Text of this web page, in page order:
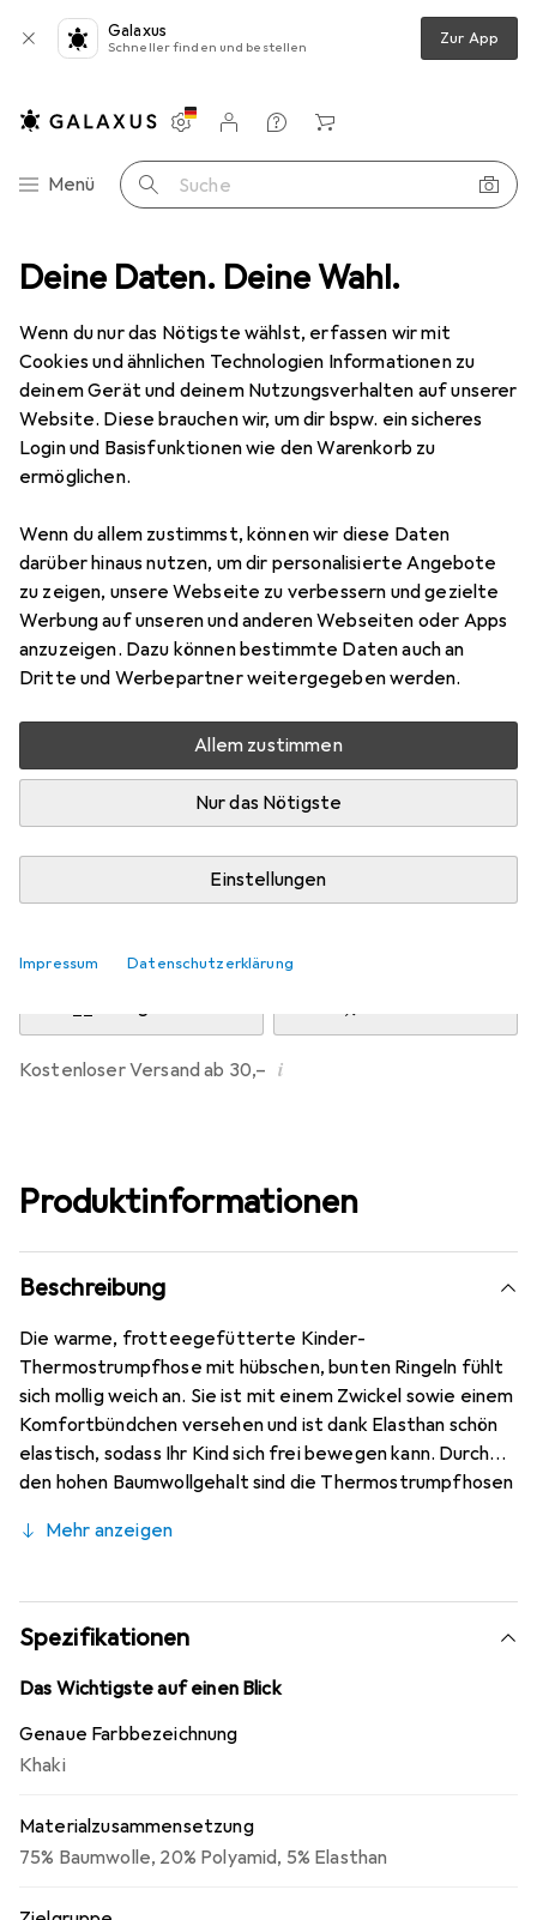
Deine Daten. Deine Wahl.
Wenn du nur das Nötigste wählst, erfassen wir mit
Cookies und ähnlichen Technologien Informationen zu
deinem Gerät und deinem Nutzungsverhalten auf unserer
Website. Diese brauchen wir, um dir bspw. ein sicheres
Login und Basisfunktionen wie den Warenkorb zu
ermöglichen.
Wenn du allem zustimmst, können wir diese Daten
darüber hinaus nutzen, um dir personalisierte Angebote
zu zeigen, unsere Webseite zu verbessern und gezielte
Werbung auf unseren und anderen Webseiten oder Apps
anzuzeigen. Dazu können bestimmte Daten auch an
Dritte und Werbepartner weitergegeben werden.
Allem zustimmen
Nur das Nötigste
Einstellungen
Impressum Datenschutzerklärung
Galaxus
Schneller finden und bestellen Zur App
Navigation nach Kategorien
Menü Suche
Einstellungen
Kundenkonto
Vergleichslisten
Merklisten
Warenkorb
Strümpfe Normani Kinder-Ringel-Thermostrumpfhose
5 Bilder
NormaniKinder-Ringel-
Thermostrumpfhose
Preis in EUR inkl. MwSt.
EUR
11,95
5
Bewertungen Marke
Mehr von Normani
Zwischen Di, 11.8. und Do, 13.8. geliefert
Lieferort angeben für genaue Lieferzeit
Kostenloser Versand ab 30,– i
Produktinformationen
Beschreibung
Die warme, frotteegefütterte Kinder-
Thermostrumpfhose mit hübschen, bunten Ringeln fühlt
sich mollig weich an. Sie ist mit einem Zwickel sowie einem
Komfortbündchen versehen und ist dank Elasthan schön
elastisch, sodass Ihr Kind sich frei bewegen kann. Durch
den hohen Baumwollgehalt sind die Thermostrumpfhosen
empfiehlt sich unbedingt, die Strümpfe nach dem
einwandfreie Passform sonst nicht mehr gewährleistet
werden kann. Material: 75 % Baumwolle, 20 % Polyamid, 5
% Elasthan.
Mehr anzeigen
Spezifikationen
Das Wichtigste auf einen Blick
Genaue Farbbezeichnung
Khaki
Materialzusammensetzung
75% Baumwolle, 20% Polyamid, 5% Elasthan